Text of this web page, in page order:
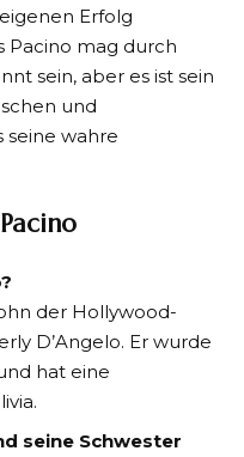
Erfolg
Pacino mag durch
sein, aber es ist sein
und
wahre
der Hollywood-
D’Angelo. Er wurde
hat eine
seine Schwester